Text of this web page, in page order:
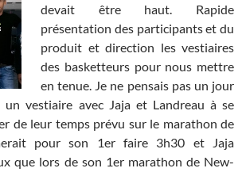
devait être haut. Rapide
présentation des participants et du
produit et direction les vestiaires
des basketteurs pour nous mettre
en tenue. Je ne pensais pas un jour
vestiaire avec Jaja et Landreau à se
de leur temps prévu sur le marathon de
pour son 1er faire 3h30 et Jaja
que lors de son 1er marathon de New-